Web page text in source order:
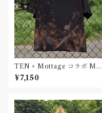
TEN × Mottage コラボ Mot
t Oval Tシャツ Black Unise
x
¥7,150